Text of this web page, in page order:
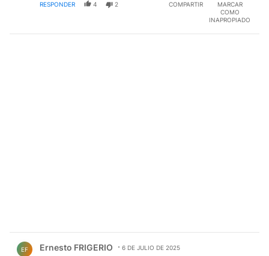
RESPONDER 4 2 COMPARTIR
MARCAR
COMO
INAPROPIADO
EF Ernesto FRIGERIO 6 DE JULIO DE 2025